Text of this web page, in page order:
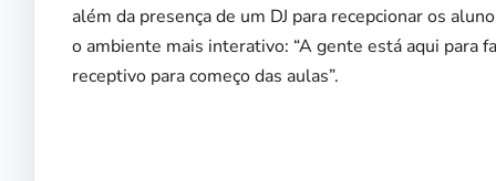
além da presença de um DJ para recepcionar os
o ambiente mais interativo: “A gente está aqui para
receptivo para começo das aulas”.